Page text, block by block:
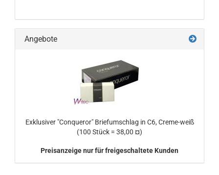
Angebote
Exklusiver "Conqueror" Briefumschlag in C6, Creme-weiß
(100 Stück = 38,00 ¤)
Preisanzeige nur für freigeschaltete Kunden